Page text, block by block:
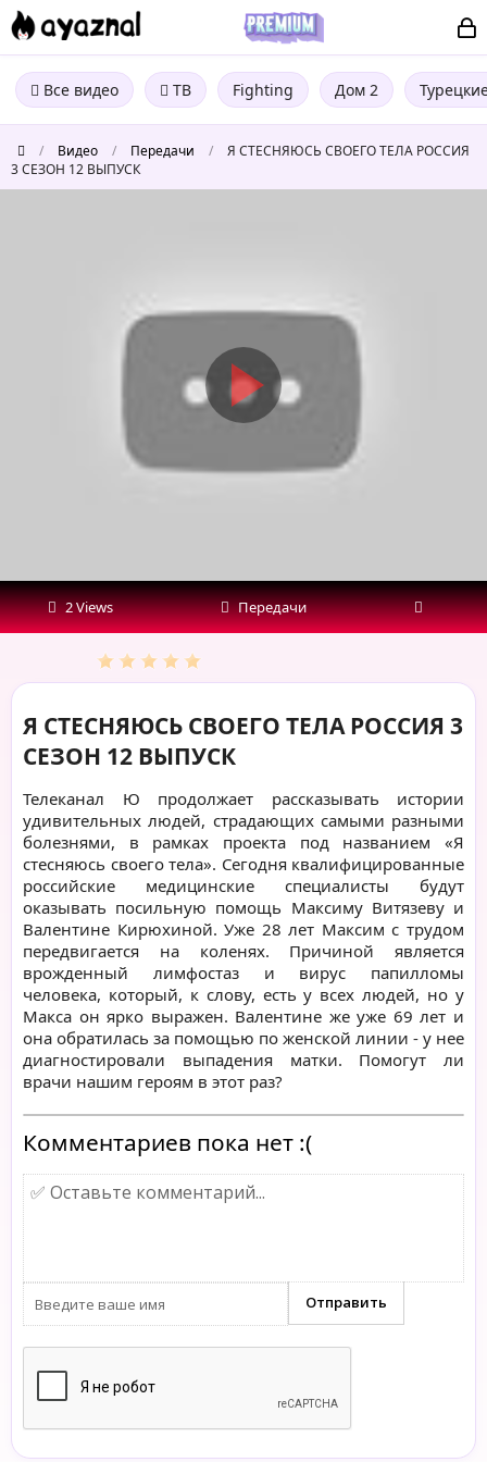
Все видео ТВ Fighting Дом 2
/ Видео / Передачи /
Я СТЕСНЯЮСЬ СВОЕГО ТЕЛА РОССИЯ
3 СЕЗОН 12 ВЫПУСК
2 Views Передачи
Я СТЕСНЯЮСЬ СВОЕГО ТЕЛА РОССИЯ 3
СЕЗОН 12 ВЫПУСК
Телеканал Ю продолжает рассказывать истории
удивительных людей, страдающих самыми разными
болезнями, в рамках проекта под названием «Я
стесняюсь своего тела». Сегодня квалифицированные
российские медицинские специалисты будут
оказывать посильную помощь Максиму Витязеву и
Валентине Кирюхиной. Уже 28 лет Максим с трудом
передвигается на коленях. Причиной является
врожденный лимфостаз и вирус папилломы
человека, который, к слову, есть у всех людей, но у
Макса он ярко выражен. Валентине же уже 69 лет и
она обратилась за помощью по женской линии - у нее
диагностировали выпадения матки. Помогут ли
врачи нашим героям в этот раз?
Комментариев пока нет :(